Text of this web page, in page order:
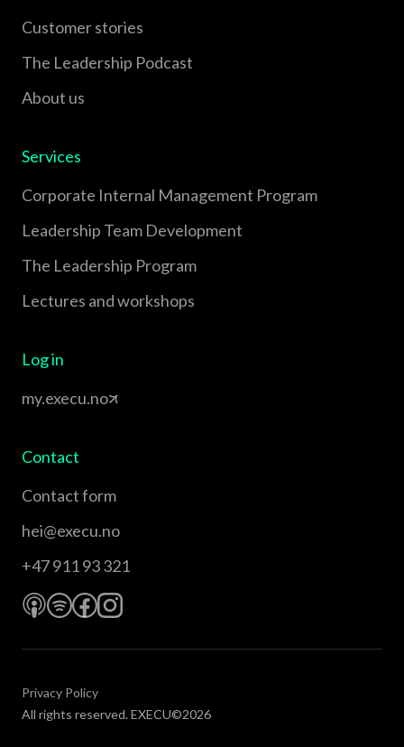
Customer stories
The Leadership Podcast
About us
Services
Corporate Internal Management Program
Leadership Team Development
The Leadership Program
Lectures and workshops
Log in
my.execu.no
Contact
Contact form
hei@execu.no
+47 911 93 321
All rights reserved. EXECU©2026
Privacy Policy